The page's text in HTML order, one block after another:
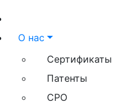
О нас
Сертификаты
Патенты
СРО